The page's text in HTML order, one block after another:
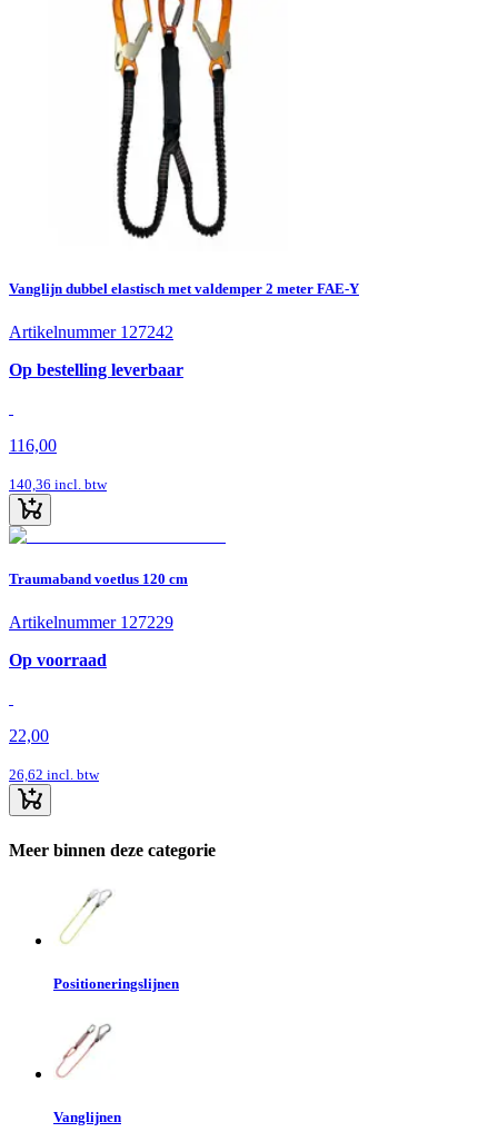
Vanglijn dubbel elastisch met valdemper 2 meter FAE-Y
Artikelnummer 127242
Op bestelling leverbaar
116,00
140,36 incl. btw
Traumaband voetlus 120 cm
Artikelnummer 127229
Op voorraad
22,00
26,62 incl. btw
Meer binnen deze categorie
Positioneringslijnen
Vanglijnen